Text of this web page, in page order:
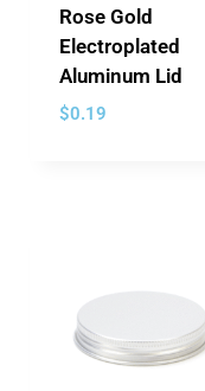
Rose Gold
Electroplated
Aluminum Lid
$0.19